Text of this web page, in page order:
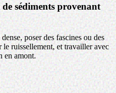
sédiments provenant
poser des fascines ou des
le ruissellement, et travailler avec
en amont.